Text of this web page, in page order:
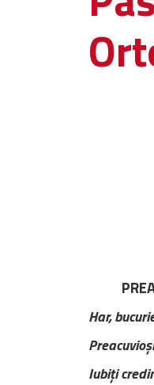
Har,
Iubiţi